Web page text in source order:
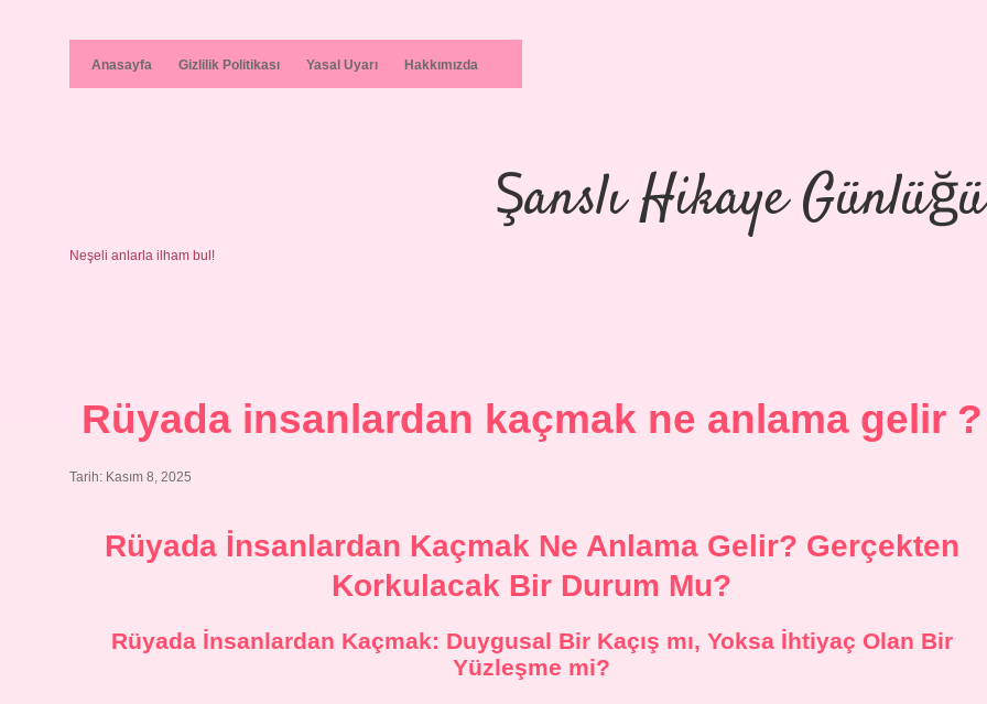
Anasayfa Gizlilik Politikası Yasal Uyarı Hakkımızda
Şanslı Hikaye Günlüğü
Neşeli anlarla ilham bul!
Rüyada insanlardan kaçmak ne anlama gelir ?
Tarih: Kasım 8, 2025
Rüyada İnsanlardan Kaçmak Ne Anlama Gelir? Gerçekten
Korkulacak Bir Durum Mu?
Rüyada İnsanlardan Kaçmak: Duygusal Bir Kaçış mı, Yoksa İhtiyaç Olan Bir
Yüzleşme mi?